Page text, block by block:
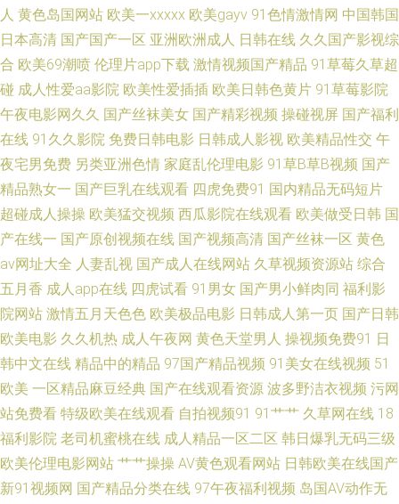
线观看一区 岛国yellow 91豆花姐姐网站 色色国产精品 四虎AV在线 国产久久
一区 91导航在线观看网站入口 欧美Sm重味 91国产 九色视频国产17 91色伦
狼人狠干 91成人在线初夜 国产又黄又粗又硬视频 影音先锋色情av 九一视频
传媒精品 91官方网页入口在线观看 久久精产一区 91蜜臀刺激网 蜜桃蜜臀av
福利 黄色a片男人天堂 91avv在线视频 狼人色天堂 91黑料福利网 激情宗合色
网 91国内视频 激情文学俺去也婷婷 91精选探花视频 男女做事网站 91蝌蚪
少妇 欧美日爱 91熟女在线播放 青青草人人操av 91丝袜足交视频国产 欧美不
卡123 91碰碰 男人的天堂社区东京热 91久久瑟瑟热 老司机在线青青草 91免
费观看网页版 内射喷水高潮视频 91区块涩 人人操超碰 91偷拍探花网站 欧美
欧美人妖 91蜜桃视频 女同日本韩欧 91美女黑料在线网站 人妻熟女视频一区
人 黄色岛国网站 欧美一xxxxx 欧美gayv 91色情激情网 中国韩国
日本高清 国产国产一区 亚洲欧洲成人 日韩在线 久久国产影视综
合 欧美69潮喷 伦理片app下载 激情视频国产精品 91草莓久草超
碰 成人性爱aa影院 欧美性爱插插 欧美日韩色黄片 91草莓影院
午夜电影网久久 国产丝袜美女 国产精彩视频 操碰视屏 国产福利
在线 91久久影院 免费日韩电影 日韩成人影视 欧美精品性交 午
夜宅男免费 另类亚洲色情 家庭乱伦理电影 91草B草B视频 国产
精品熟女一 国产巨乳在线观看 四虎免费91 国内精品无码短片
超碰成人操操 欧美猛交视频 西瓜影院在线观看 欧美做受日韩 国
产在线一 国产原创视频在线 国产视频高清 国产丝袜一区 黄色
av网址大全 人妻乱视 国产成人在线网站 久草视频资源站 综合
五月香 成人app在线 四虎试看 91男女 国产男小鲜肉同 福利影
院网站 激情五月天色色 欧美极品电影 日韩成人第一页 国产日韩
欧美电影 久久机热 成人午夜网 黄色天堂男人 操视频免费91 日
韩中文在线 精品中的精品 97国产精品视频 91美女在线视频 51
欧美 一区精品麻豆经典 国产在线观看资源 波多野洁衣视频 污网
站免费看 特级欧美在线观看 自拍视频91 91艹艹 久草网在线 18
福利影院 老司机蜜桃在线 成人精品一区二区 韩日爆乳无码三级
欧美伦理电影网站 艹艹操操 AV黄色观看网站 日韩欧美在线国产
新91视频网 国产精品分类在线 97午夜福利视频 岛国AV动作无